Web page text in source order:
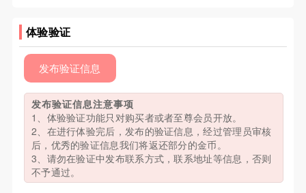
体验验证
发布验证信息
发布验证信息注意事项
1、体验验证功能只对购买者或者至尊会员开放。
2、在进行体验完后，发布的验证信息，经过管理员审核
后，优秀的验证信息我们将返还部分的金币。
3、请勿在验证中发布联系方式，联系地址等信息，否则
不予通过。